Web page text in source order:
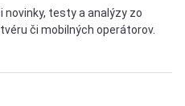
novinky, testy a analýzy zo
či mobilných operátorov.